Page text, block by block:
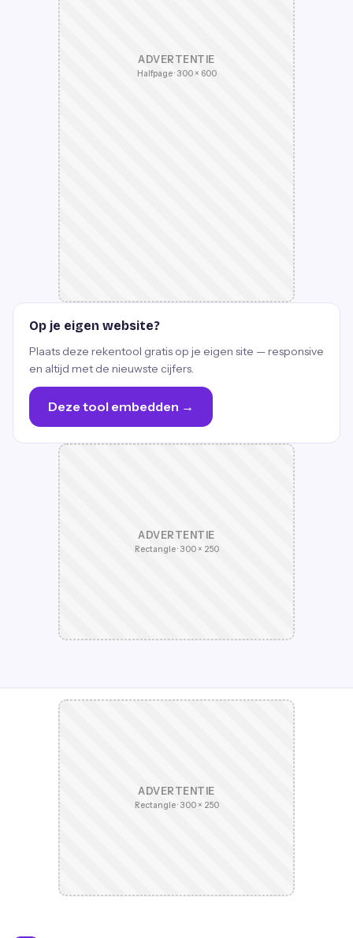
ADVERTENTIE
Halfpage · 300 × 600
Op je eigen website?
Plaats deze rekentool gratis op je eigen site — responsive
en altijd met de nieuwste cijfers.
Deze tool embedden →
ADVERTENTIE
Rectangle · 300 × 250
ADVERTENTIE
Rectangle · 300 × 250